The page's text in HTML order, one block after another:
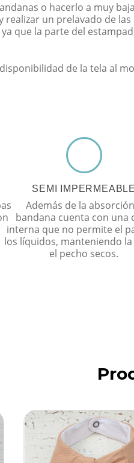
o hacerlo a muy
un prelavado de las
que la parte del
de la tela al
SEMI IMPERMEABLE
Además de la
bandana cuenta con una
interna que no permite el
los líquidos, manteniendo
el pecho secos.